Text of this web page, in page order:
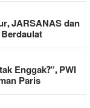
JARSANAS dan
Enggak?”, PWI
Paris